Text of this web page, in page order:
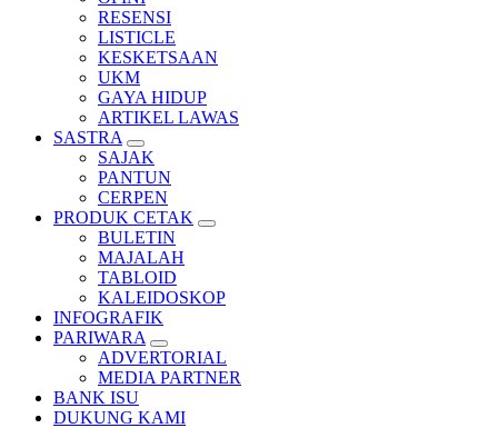
RESENSI
LISTICLE
KESKETSAAN
UKM
GAYA HIDUP
ARTIKEL LAWAS
SASTRA
SAJAK
PANTUN
CERPEN
PRODUK CETAK
BULETIN
MAJALAH
TABLOID
KALEIDOSKOP
INFOGRAFIK
PARIWARA
ADVERTORIAL
MEDIA PARTNER
BANK ISU
DUKUNG KAMI